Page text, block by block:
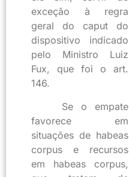
exceção à regra
geral do caput do
dispositivo indicado
pelo Ministro Luiz
Fux, que foi o art.
146.
Se o empate
favorece em
situações de habeas
corpus e recursos
em habeas corpus,